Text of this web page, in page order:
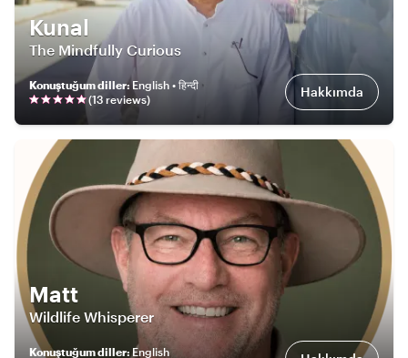
Kunal
The Mindfully Curious
Konuştuğum diller:English • हिन्दी
(13 reviews) Hakkımda
Matt
Wildlife Whisperer
Konuştuğum diller: English